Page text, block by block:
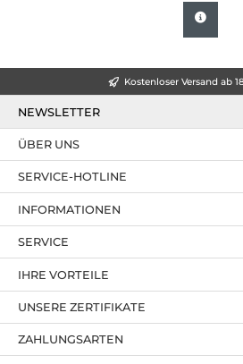
Kostenloser Versand ab
NEWSLETTER
SERVICE-HOTLINE
IHRE VORTEILE
ZAHLUNGSARTEN
ÜBER UNS
UNSERE ZERTIFIKATE
INFORMATIONEN
SERVICE